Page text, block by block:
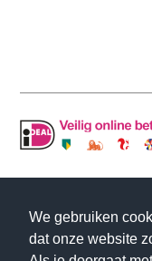
We gebruiken
dat onze website